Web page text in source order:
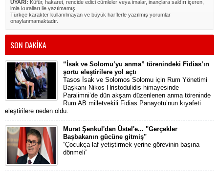
UYARI: Küfür, hakaret, rencide edici cümleler veya imalar, inançlara saldırı içeren,
imla kuralları ile yazılmamış,
Türkçe karakter kullanılmayan ve büyük harflerle yazılmış yorumlar
onaylanmamaktadır.
SON DAKİKA
“İsak ve Solomu’yu anma” törenindeki Fidias’ın
şortu eleştirilere yol açtı
Tasos İsak ve Solomos Solomu için Rum Yönetimi
Başkanı Nikos Hristodulidis himayesinde
Paralimni’de dün akşam düzenlenen anma töreninde
Rum AB milletvekili Fidias Panayotu’nun kıyafeti
eleştirilere neden oldu.
Murat Şenkul'dan Üstel'e... "Gerçekler
Başbakanın gücüne gitmiş"
“Çocukça laf yetiştirmek yerine görevinin başına
dönmeli”